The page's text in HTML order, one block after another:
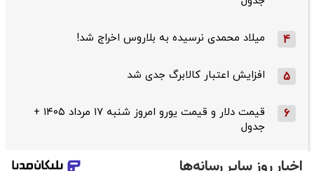
4 میلاد محمدی نرسیده به بلاروس اخراج شد!
5 افزایش اعتبار کالابرگ جدی شد
6
قیمت دلار و قیمت یورو امروز شنبه ۱۷ مرداد ۱۴۰۵ +
جدول